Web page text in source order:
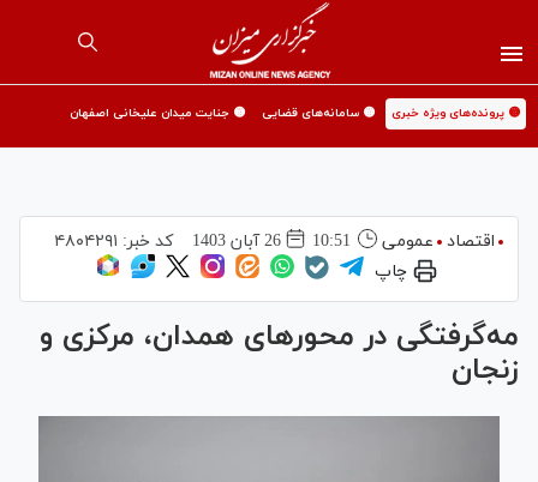
🟡 پرونده‌های ویژه خبری 🟡 سامانه‌های قضایی 🟡 جنایت میدان علیخانی اصفهان
اقتصاد عمومی 10:51 26 آبان 1403 کد خبر: ۴۸۰۴۲۹۱
چاپ
مه‌گرفتگی در محور‌های همدان، مرکزی و
زنجان